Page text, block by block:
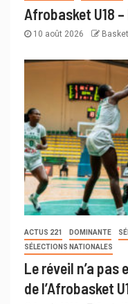
Afrobasket U18
10 août 2026
ACTUS 221 DOMINANTE
SÉLECTIONS NATIONALES
Le réveil n’a pas
de l’Afrobasket